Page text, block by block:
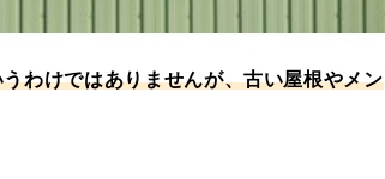
わけではありませんが、古い屋根やメン